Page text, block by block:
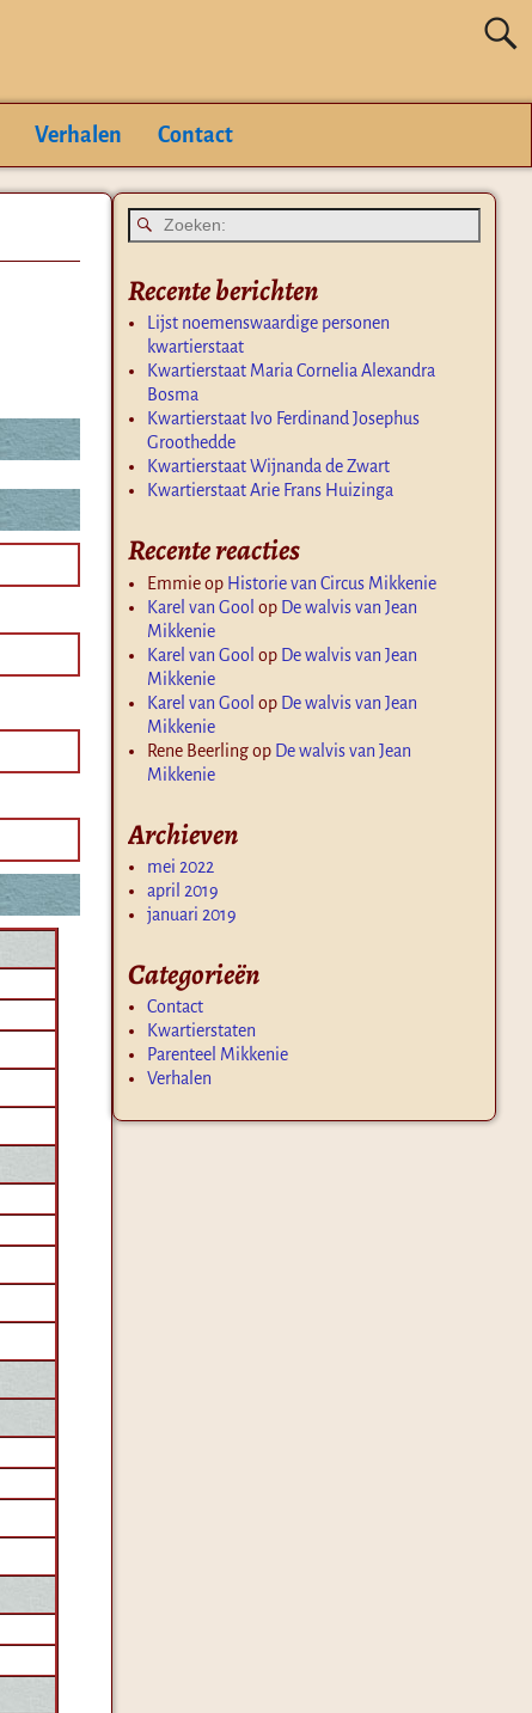
Verhalen Contact
Recente berichten
Lijst noemenswaardige personen
kwartierstaat
Kwartierstaat Maria Cornelia Alexandra
Bosma
Kwartierstaat Ivo Ferdinand Josephus
Groothedde
Kwartierstaat Wijnanda de Zwart
Kwartierstaat Arie Frans Huizinga
Recente reacties
Emmieop Historie van Circus Mikkenie
Karel van Gool op De walvis van Jean
Mikkenie
Karel van Gool op De walvis van Jean
Mikkenie
Karel van Gool op De walvis van Jean
Mikkenie
Rene Beerlingop De walvis van Jean
Mikkenie
Archieven
mei 2022
april 2019
januari 2019
Categorieën
Contact
Kwartierstaten
Parenteel Mikkenie
Verhalen